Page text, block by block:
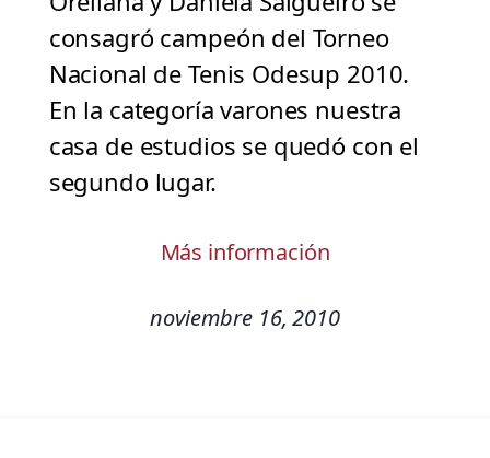
consagró campeón del Torneo
Nacional de Tenis Odesup 2010.
En la categoría varones nuestra
casa de estudios se quedó con el
segundo lugar.
Más información
noviembre 16, 2010